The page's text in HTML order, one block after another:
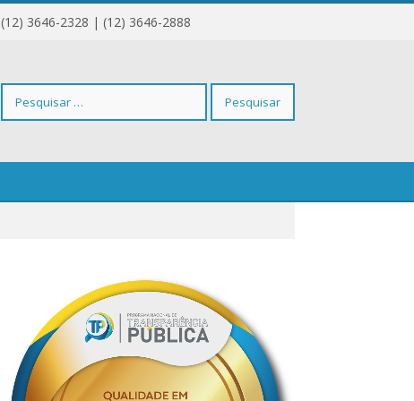
(12) 3646-2328 | (12) 3646-2888
Pesquisar